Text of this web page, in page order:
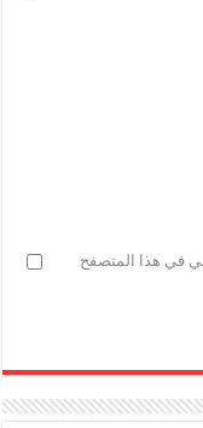
في هذا المتصفح